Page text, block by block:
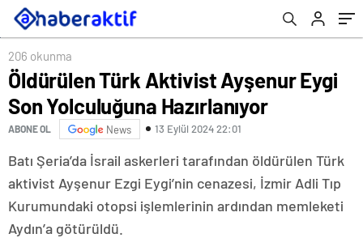
206 okunma
Öldürülen Türk Aktivist Ayşenur Eygi
Son Yolculuğuna Hazırlanıyor
ABONE OL News 13 Eylül 2024 22:01
Batı Şeria’da İsrail askerleri tarafından öldürülen Türk
aktivist Ayşenur Ezgi Eygi’nin cenazesi, İzmir Adli Tıp
Kurumundaki otopsi işlemlerinin ardından memleketi
Aydın’a götürüldü.